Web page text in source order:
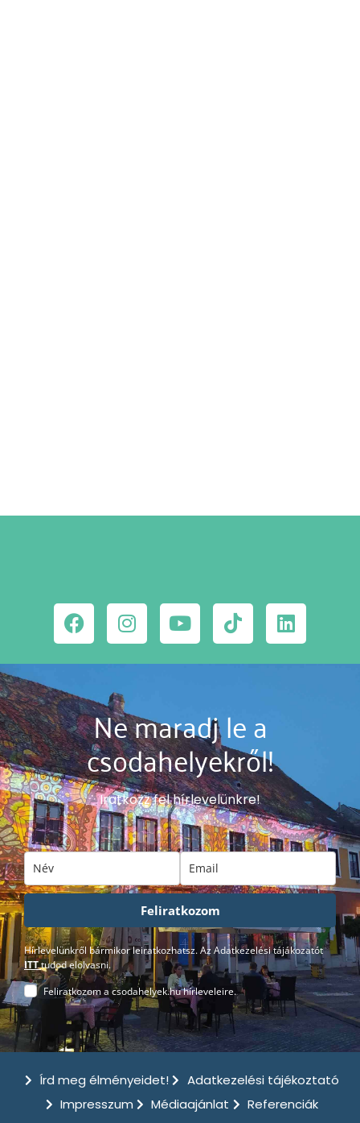
Ne maradj le a
csodahelyekről!
Iratkozz fel hírlevelünkre!
Feliratkozom
Hírlevelünkről bármikor leiratkozhatsz. Az Adatkezelési tájákozatót
ITTtudod elolvasni.
Feliratkozom a csodahelyek.hu hírleveleire.
Írd meg élményeidet!
Adatkezelési tájékoztató
Impresszum
Médiaajánlat Referenciák